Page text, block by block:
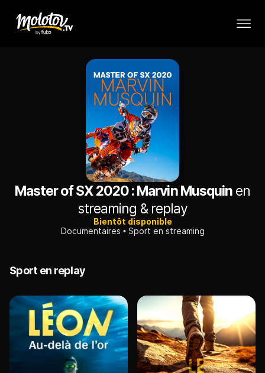
Master of SX 2020 : Marvin Musquin en
streaming & replay
Bientôt disponible
Documentaires
Sport en streaming
Sport en replay